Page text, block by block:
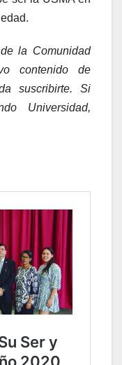
la Comunidad
contenido de
suscribirte. Si
Universidad,